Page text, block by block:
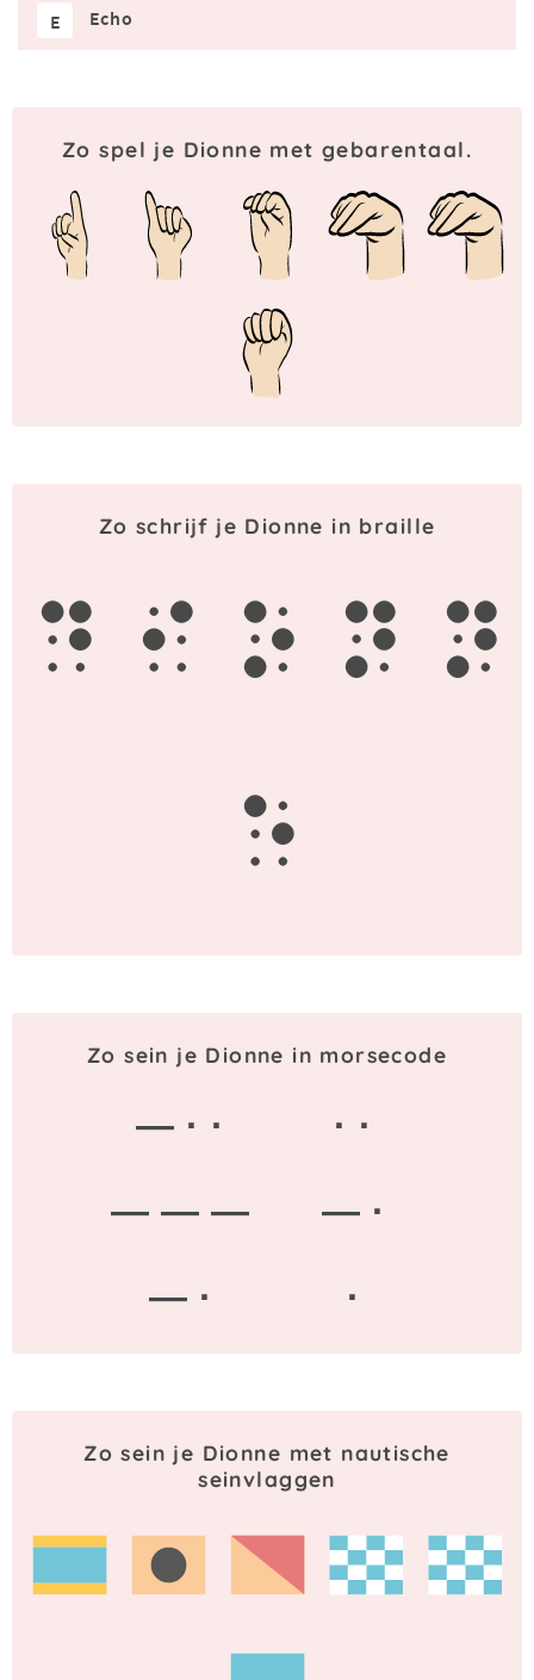
E Echo
Zo spel je Dionne met gebarentaal.
Zo schrijf je Dionne in braille
d i o n n
e
Zo sein je Dionne in morsecode
— · ·
· ·
— — —
— ·
— ·
·
Zo sein je Dionne met nautische
seinvlaggen